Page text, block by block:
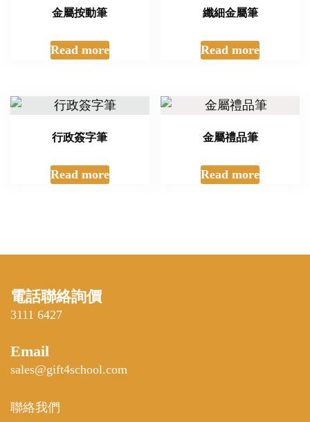
金屬按動筆
Read more
纖細金屬筆
Read more
行政簽字筆
Read more
金屬禮品筆
Read more
電話聯絡詢價
3111 6427
Email
sales@gift4school.com
聯絡我們